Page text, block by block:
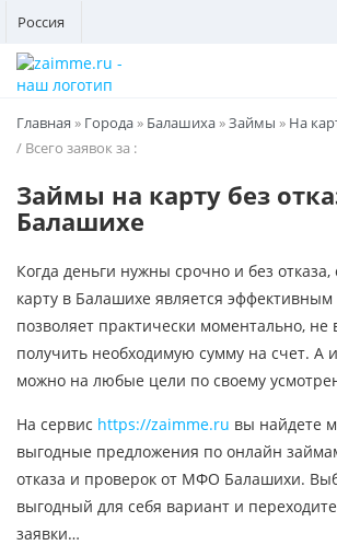
Россия
Главная » Города» Балашиха»Займы » На
/ Всего заявок за :
Займы на карту без
Балашихе
Когда деньги нужны срочно и без
карту в Балашихе является
позволяет практически моментально, не
получить необходимую сумму на счет. А
можно на любые цели по своему
На сервис https://zaimme.ru вы найдете
выгодные предложения по онлайн
отказа и проверок от МФО Балашихи.
выгодный для себя вариант и
заявки…